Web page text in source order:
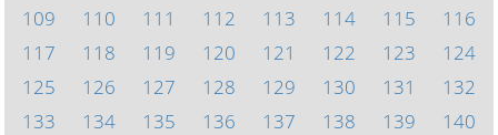
109
110 111 112 113 114 115
116
117
118 119 120 121 122 123
124
125
126 127 128 129 130 131
132
133
134 135 136 137 138 139
140